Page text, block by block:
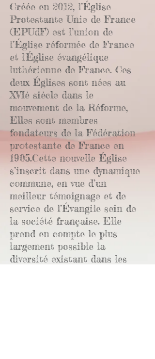
Créée en 2012, l’Église
Protestante Unie de France
(EPUdF) est l’union de
l’Église réformée de France
et l'Église évangélique
luthérienne de France. Ces
deux Églises sont nées au
XVIè siècle dans le
mouvement de la Réforme,
Elles sont membres
fondateurs de la Fédération
protestante de France en
1905.Cette nouvelle Église
s’inscrit dans une dynamique
commune, en vue d’un
meilleur témoignage et de
service de l’Évangile sein de
la société française. Elle
prend en compte le plus
largement possible la
diversité existant dans les